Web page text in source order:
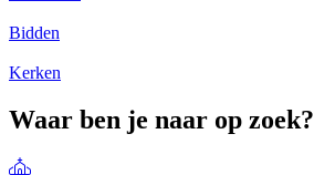
Bidden
Kerken
Waar ben je naar op zoek?